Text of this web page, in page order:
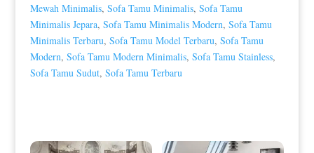
Mewah Minimalis, Sofa Tamu Minimalis, Sofa Tamu
Minimalis Jepara, Sofa Tamu Minimalis Modern, Sofa Tamu
Minimalis Terbaru, Sofa Tamu Model Terbaru, Sofa Tamu
Modern, Sofa Tamu Modern Minimalis, Sofa Tamu Stainless,
Sofa Tamu Sudut, Sofa Tamu Terbaru